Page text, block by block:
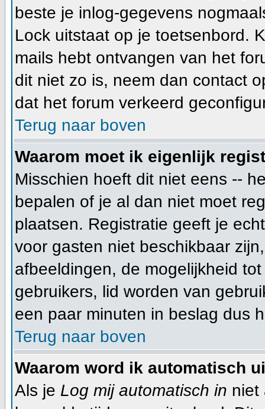
beste je inlog-gegevens
Lock uitstaat op je toetsenbord.
mails hebt ontvangen van het
dit niet zo is, neem dan contact
dat het forum verkeerd
Terug naar boven
Waarom moet ik eigenlijk
Misschien hoeft dit niet eens --
bepalen of je al dan niet moet
plaatsen. Registratie geeft je
voor gasten niet beschikbaar
afbeeldingen, de mogelijkheid
gebruikers, lid worden van
een paar minuten in beslag dus
Terug naar boven
Waarom word ik automatisch
Als je Log mij automatisch in niet